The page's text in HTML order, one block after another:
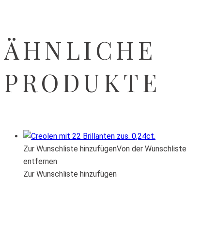
ÄHNLICHE
PRODUKTE
Zur Wunschliste hinzufügenVon der Wunschliste
entfernen
Zur Wunschliste hinzufügen